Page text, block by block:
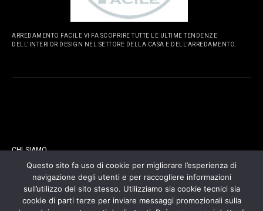
ARREDAMENTO FACILE VI FA SCOPRIRE TUTTE LE ULTIME TENDENZE
DELL'INTERIOR DESIGN NEL SETTORE DELLA CASA E DELL'ARREDAMENTO.
CHI SIAMO
CONTATTI
Questo sito fa uso di cookie per migliorare l’esperienza di
navigazione degli utenti e per raccogliere informazioni
sull’utilizzo del sito stesso. Utilizziamo sia cookie tecnici sia
cookie di parti terze per inviare messaggi promozionali sulla